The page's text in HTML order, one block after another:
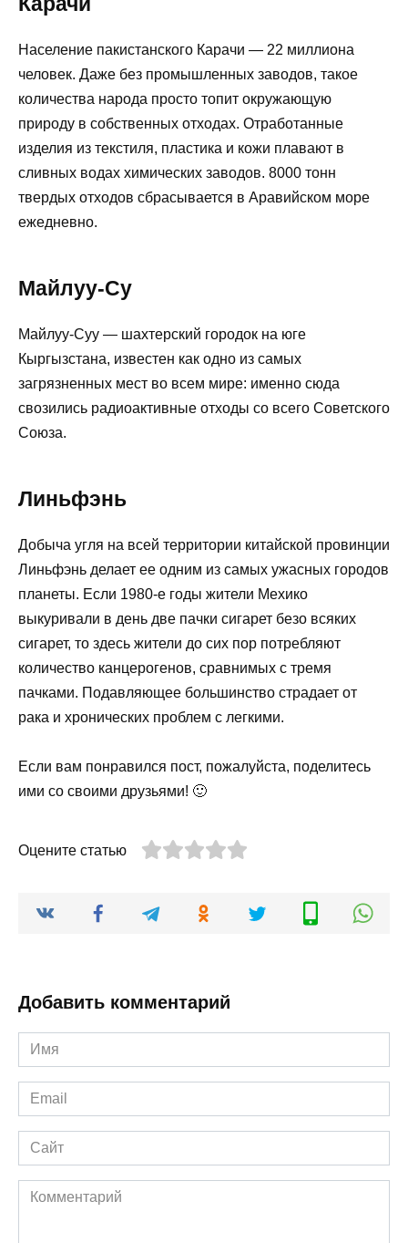
Население пакистанского Карачи — 22 миллиона
человек. Даже без промышленных заводов, такое
количества народа просто топит окружающую
природу в собственных отходах. Отработанные
изделия из текстиля, пластика и кожи плавают в
сливных водах химических заводов. 8000 тонн
твердых отходов сбрасывается в Аравийском море
ежедневно.
Майлуу-Су
Майлуу-Суу — шахтерский городок на юге
Кыргызстана, известен как одно из самых
загрязненных мест во всем мире: именно сюда
свозились радиоактивные отходы со всего Советского
Союза.
Линьфэнь
Добыча угля на всей территории китайской провинции
Линьфэнь делает ее одним из самых ужасных городов
планеты. Если 1980-е годы жители Мехико
выкуривали в день две пачки сигарет безо всяких
сигарет, то здесь жители до сих пор потребляют
количество канцерогенов, сравнимых с тремя
пачками. Подавляющее большинство страдает от
рака и хронических проблем с легкими.
Если вам понравился пост, пожалуйста, поделитесь
ими со своими друзьями! 🙂
Оцените статью
Добавить комментарий
Имя
*
Email
*
Сайт
Комментарий